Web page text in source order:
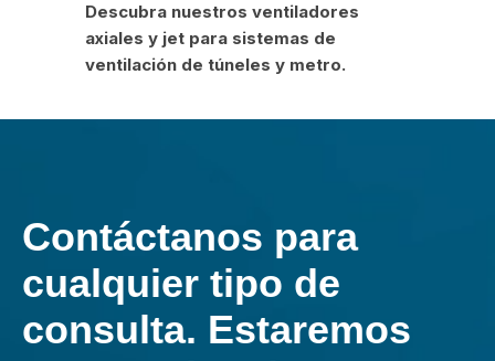
Descubra nuestros ventiladores
axiales y jet para sistemas de
ventilación de túneles y metro.